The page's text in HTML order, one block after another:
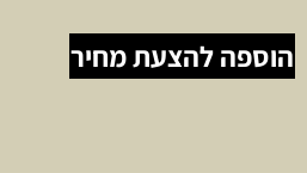
הוספה להצעת מחיר